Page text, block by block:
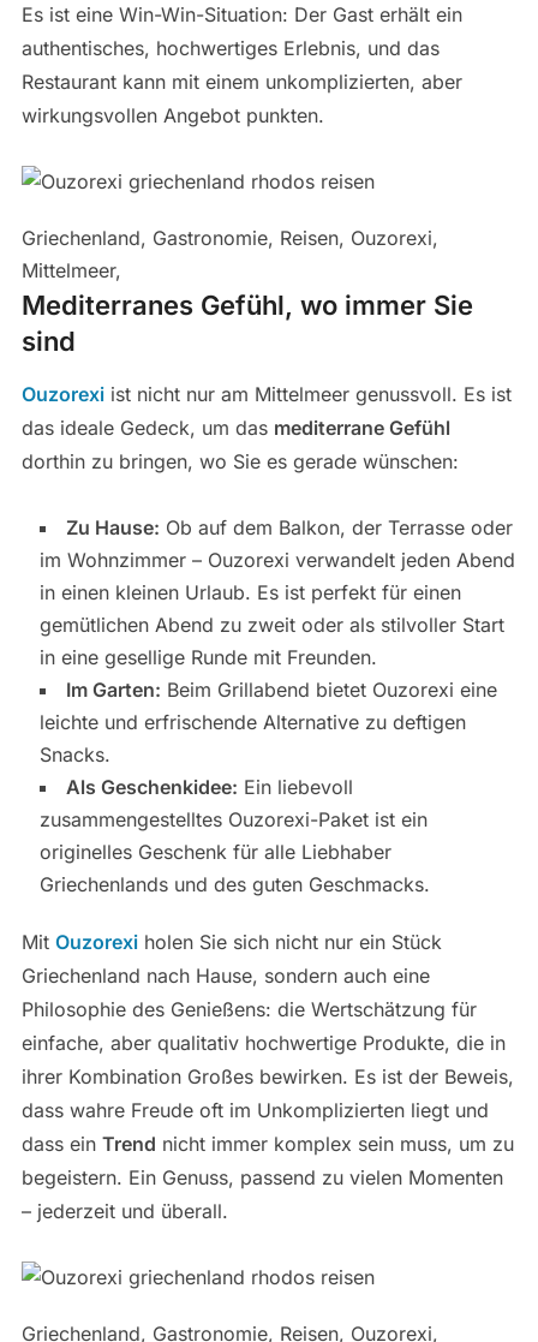
Es ist eine Win-Win-Situation: Der Gast erhält ein
authentisches, hochwertiges Erlebnis, und das
Restaurant kann mit einem unkomplizierten, aber
wirkungsvollen Angebot punkten.
Griechenland, Gastronomie, Reisen, Ouzorexi,
Mittelmeer,
Mediterranes Gefühl, wo immer Sie
sind
Ouzorexiist nicht nur am Mittelmeer genussvoll. Es ist
das ideale Gedeck, um das mediterrane Gefühl
dorthin zu bringen, wo Sie es gerade wünschen:
Zu Hause: Ob auf dem Balkon, der Terrasse oder
im Wohnzimmer – Ouzorexi verwandelt jeden Abend
in einen kleinen Urlaub. Es ist perfekt für einen
gemütlichen Abend zu zweit oder als stilvoller Start
in eine gesellige Runde mit Freunden.
Im Garten: Beim Grillabend bietet Ouzorexi eine
leichte und erfrischende Alternative zu deftigen
Snacks.
Als Geschenkidee: Ein liebevoll
zusammengestelltes Ouzorexi-Paket ist ein
originelles Geschenk für alle Liebhaber
Griechenlands und des guten Geschmacks.
Mit Ouzorexiholen Sie sich nicht nur ein Stück
Griechenland nach Hause, sondern auch eine
Philosophie des Genießens: die Wertschätzung für
einfache, aber qualitativ hochwertige Produkte, die in
ihrer Kombination Großes bewirken. Es ist der Beweis,
dass wahre Freude oft im Unkomplizierten liegt und
dass ein Trend nicht immer komplex sein muss, um zu
begeistern. Ein Genuss, passend zu vielen Momenten
– jederzeit und überall.
Griechenland, Gastronomie, Reisen, Ouzorexi,